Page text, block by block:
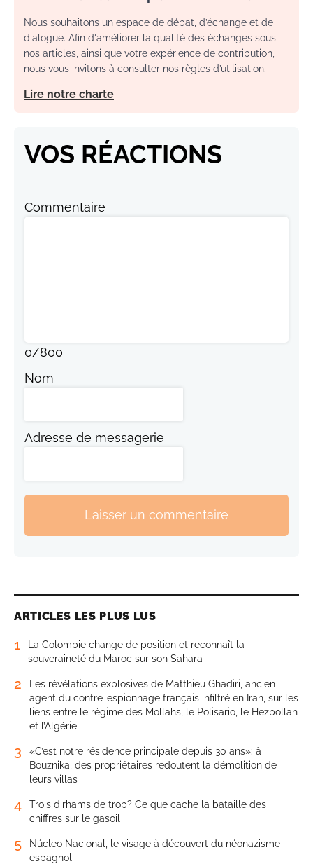
Nous souhaitons un espace de débat, d’échange et de
dialogue. Afin d'améliorer la qualité des échanges sous
nos articles, ainsi que votre expérience de contribution,
nous vous invitons à consulter nos règles d’utilisation.
Lire notre charte
VOS RÉACTIONS
Commentaire
0/800
Nom
Adresse de messagerie
Laisser un commentaire
ARTICLES LES PLUS LUS
1
La Colombie change de position et reconnaît la
souveraineté du Maroc sur son Sahara
2
Les révélations explosives de Matthieu Ghadiri, ancien
agent du contre-espionnage français infiltré en Iran, sur les
liens entre le régime des Mollahs, le Polisario, le Hezbollah
et l’Algérie
3
«C’est notre résidence principale depuis 30 ans»: à
Bouznika, des propriétaires redoutent la démolition de
leurs villas
4
Trois dirhams de trop? Ce que cache la bataille des
chiffres sur le gasoil
5
Núcleo Nacional, le visage à découvert du néonazisme
espagnol